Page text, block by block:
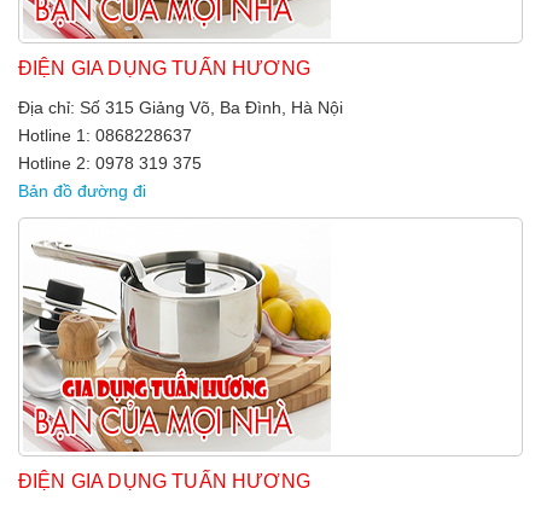
ĐIỆN GIA DỤNG TUẤN HƯƠNG
Địa chỉ: Số 315 Giảng Võ, Ba Đình, Hà Nội
Hotline 1: 0868228637
Hotline 2: 0978 319 375
Bản đồ đường đi
ĐIỆN GIA DỤNG TUẤN HƯƠNG